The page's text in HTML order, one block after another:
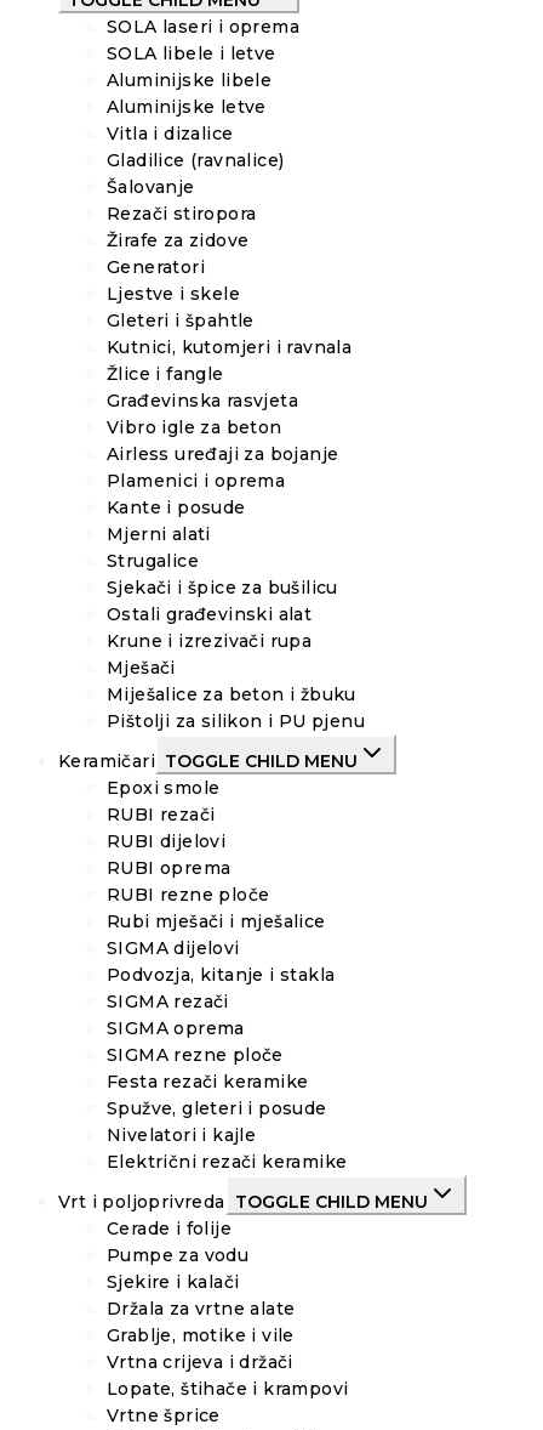
SOLA laseri i oprema
SOLA libele i letve
Aluminijske libele
Aluminijske letve
Vitla i dizalice
Gladilice (ravnalice)
Šalovanje
Rezači stiropora
Žirafe za zidove
Generatori
Ljestve i skele
Gleteri i špahtle
Kutnici, kutomjeri i ravnala
Žlice i fangle
Građevinska rasvjeta
Vibro igle za beton
Airless uređaji za bojanje
Plamenici i oprema
Kante i posude
Mjerni alati
Strugalice
Sjekači i špice za bušilicu
Ostali građevinski alat
Krune i izrezivači rupa
Mješači
Miješalice za beton i žbuku
Pištolji za silikon i PU pjenu
Keramičari TOGGLE CHILD MENU
Epoxi smole
RUBI rezači
RUBI dijelovi
RUBI oprema
RUBI rezne ploče
Rubi mješači i mješalice
SIGMA dijelovi
Podvozja, kitanje i stakla
SIGMA rezači
SIGMA oprema
SIGMA rezne ploče
Festa rezači keramike
Spužve, gleteri i posude
Nivelatori i kajle
Električni rezači keramike
Vrt i poljoprivreda
TOGGLE CHILD MENU
Cerade i folije
Pumpe za vodu
Sjekire i kalači
Držala za vrtne alate
Grablje, motike i vile
Vrtna crijeva i držači
Lopate, štihače i krampovi
Vrtne šprice